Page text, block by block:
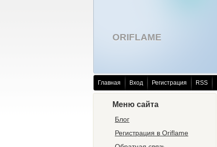
ORIFLAME
Главная Вход Регистрация RSS
Меню сайта
Блог
Регистрация в Oriflame